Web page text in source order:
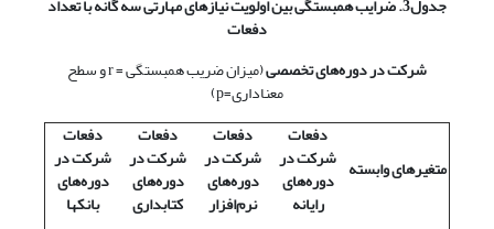
جدول3. ضرایب همبستگی بین اولویت نیازهای مهارتی سه گانه با تعداد
دفعات
شرکت در دوره‌های تخصصی
(میزان ضریب همبستگی = r و سطح
معناداری=p)
متغیرهای وابسته
دفعات
شرکت در
دوره‌های
رایانه
دفعات
شرکت در
دوره‌های
نرم‌افزار
دفعات
شرکت در
دوره‌های
کتابداری
دفعات
شرکت در
دوره‌های
بانکها